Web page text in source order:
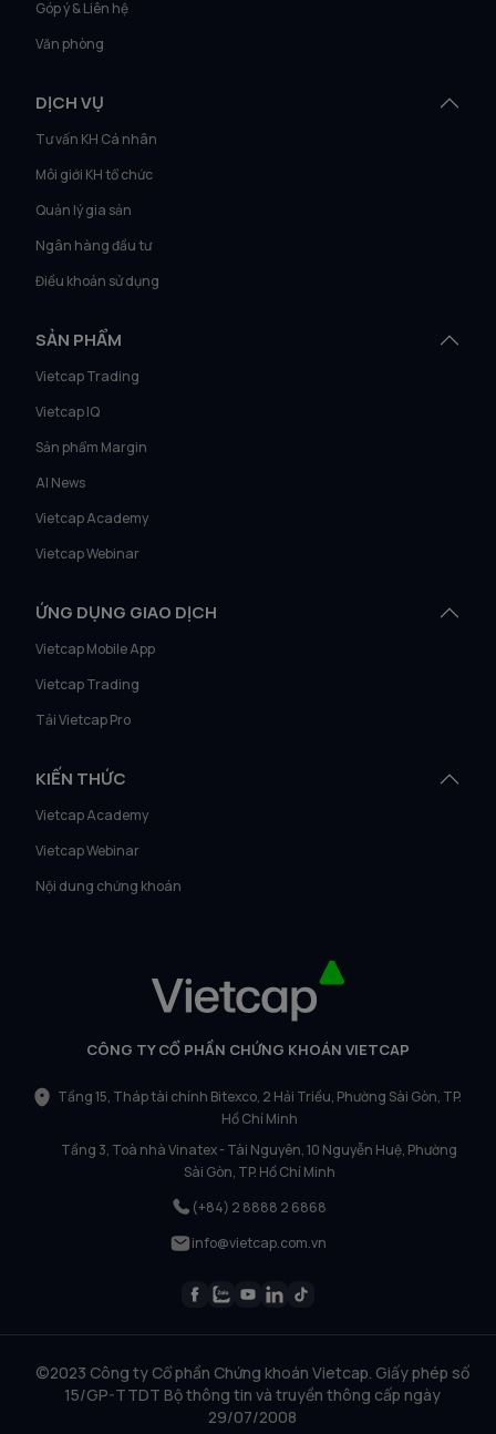
Góp ý & Liên hệ
Văn phòng
DỊCH VỤ
Tư vấn KH Cá nhân
Môi giới KH tổ chức
Quản lý gia sản
Ngân hàng đầu tư
Điều khoản sử dụng
SẢN PHẨM
Vietcap Trading
Vietcap IQ
Sản phẩm Margin
AI News
Vietcap Academy
Vietcap Webinar
ỨNG DỤNG GIAO DỊCH
Vietcap Mobile App
Vietcap Trading
Tải Vietcap Pro
KIẾN THỨC
Vietcap Academy
Vietcap Webinar
Nội dung chứng khoán
CÔNG TY CỔ PHẦN CHỨNG KHOÁN VIETCAP
Tầng 15, Tháp tài chính Bitexco, 2 Hải Triều, Phường Sài Gòn, TP.
Hồ Chí Minh
Tầng 3, Toà nhà Vinatex - Tài Nguyên, 10 Nguyễn Huệ, Phường
Sài Gòn, TP. Hồ Chí Minh
(+84) 2 8888 2 6868
info@vietcap.com.vn
©2023 Công ty Cổ phần Chứng khoán Vietcap. Giấy phép số
15/GP-TTDT Bộ thông tin và truyền thông cấp ngày
29/07/2008